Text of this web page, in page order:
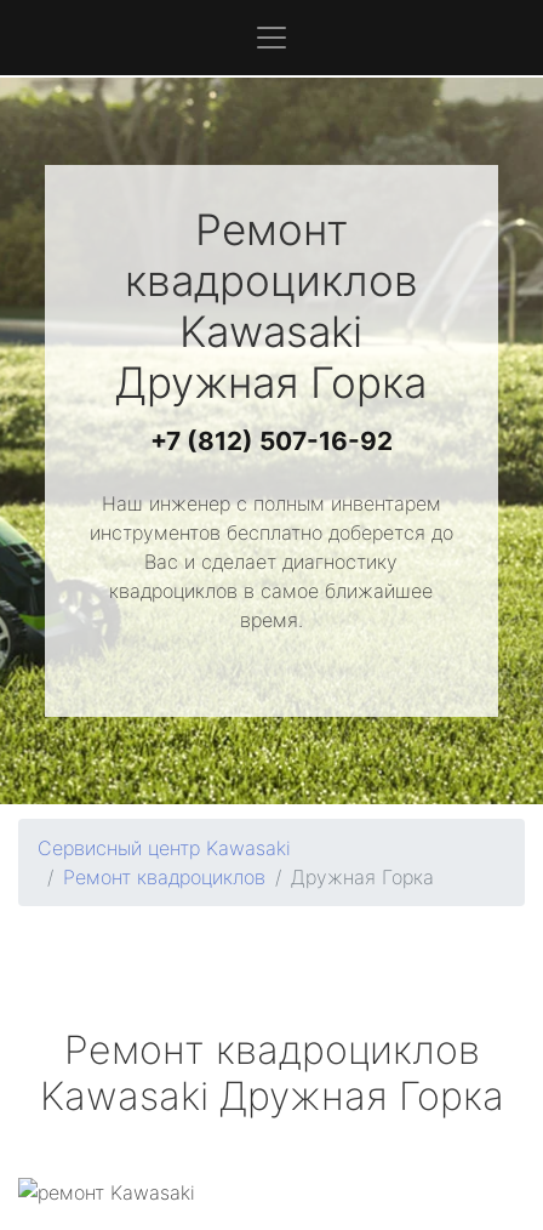
Ремонт
квадроциклов
Kawasaki
Дружная Горка
+7 (812) 507-16-92
Наш инженер с полным инвентарем
инструментов бесплатно доберется до
Вас и сделает диагностику
квадроциклов в самое ближайшее
время.
Сервисный центр Kawasaki
Ремонт квадроциклов
Дружная Горка
Ремонт квадроциклов
Kawasaki Дружная Горка